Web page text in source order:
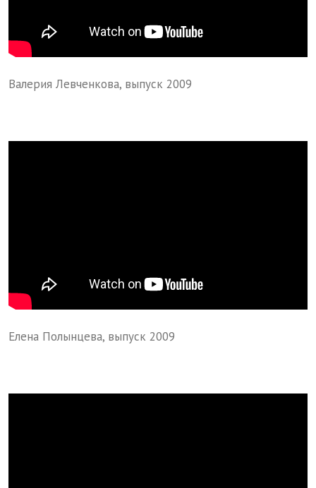
Валерия Левченкова, выпуск 2009
Елена Полынцева, выпуск 2009